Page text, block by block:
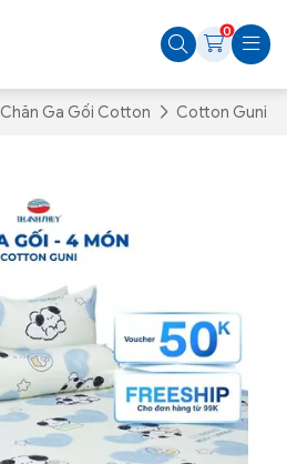
0
Chăn Ga Gối Cotton Cotton Guni